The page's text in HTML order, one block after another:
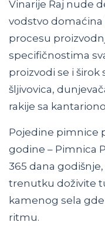
Vinarije Raj nude
vodstvo domaćina
procesu
specifičnostima
proizvodi se i širok
šljivovica,
rakije sa
Pojedine pimnice
godine – Pimnica
365 dana
trenutku doživite
kamenog sela gde
ritmu.